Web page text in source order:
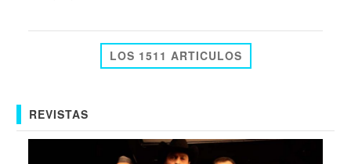
LOS 1511 ARTICULOS
REVISTAS